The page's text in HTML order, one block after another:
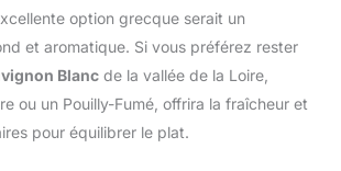
option grecque serait un
et aromatique. Si vous préférez rester
Blanc de la vallée de la Loire,
ou un Pouilly-Fumé, offrira la fraîcheur et
pour équilibrer le plat.